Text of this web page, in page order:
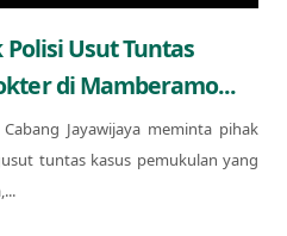
Usut Tuntas
di Mamberamo...
Jayawijaya meminta pihak
tuntas kasus pemukulan yang